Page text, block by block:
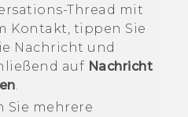
Thread mit
Kontakt, tippen Sie
Nachricht und
auf Nachricht
.
Sie mehrere